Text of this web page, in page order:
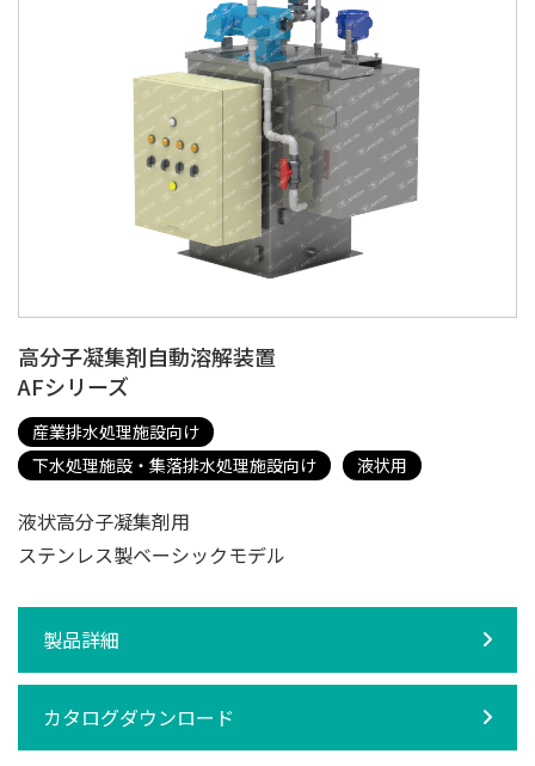
高分子凝集剤自動溶解装置
AFシリーズ
産業排水処理施設向け
下水処理施設・集落排水処理施設向け
液状用
液状高分子凝集剤用
ステンレス製ベーシックモデル
製品詳細
カタログダウンロード